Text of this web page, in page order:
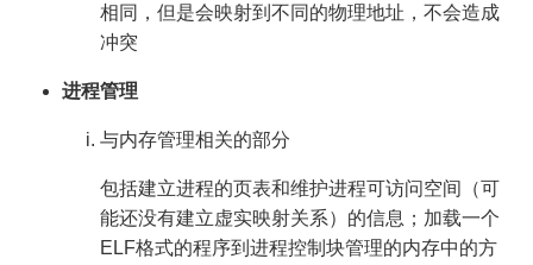
相同，但是会映射到不同的物理地址，不会造成
冲突
进程管理
与内存管理相关的部分
包括建立进程的页表和维护进程可访问空间（可
能还没有建立虚实映射关系）的信息；加载一个
ELF格式的程序到进程控制块管理的内存中的方